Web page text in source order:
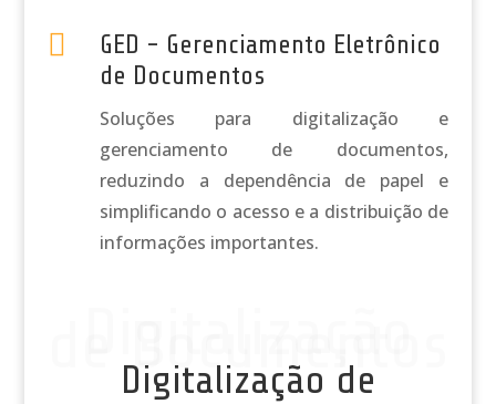

GED - Gerenciamento Eletrônico
de Documentos
Soluções para digitalização e
gerenciamento de documentos,
reduzindo a dependência de papel e
simplificando o acesso e a distribuição de
informações importantes.
de Documentos
Digitalização de